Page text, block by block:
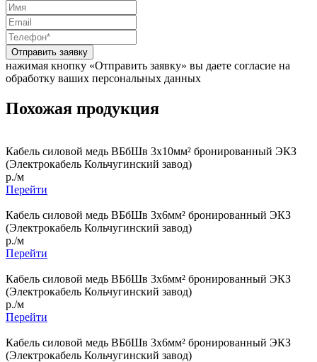
Отправить заявку
нажимая кнопку «Отправить заявку» вы даете согласие на
обработку ваших персональных данных
Похожая продукция
Кабель силовой медь ВБбШв 3x10мм² бронированный ЭКЗ
(Электрокабель Кольчугинский завод)
р./м
Перейти
Кабель силовой медь ВБбШв 3x6мм² бронированный ЭКЗ
(Электрокабель Кольчугинский завод)
р./м
Перейти
Кабель силовой медь ВБбШв 3x6мм² бронированный ЭКЗ
(Электрокабель Кольчугинский завод)
р./м
Перейти
Кабель силовой медь ВБбШв 3x6мм² бронированный ЭКЗ
(Электрокабель Кольчугинский завод)